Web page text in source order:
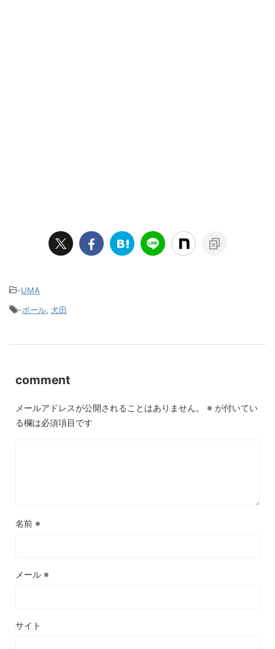
-UMA
-ボール, 犬田
comment
メールアドレスが公開されることはありません。 ※ が付いてい
る欄は必須項目です
名前 ※
メール ※
サイト